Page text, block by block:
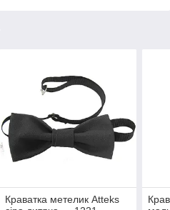
Краватка метелик Atteks